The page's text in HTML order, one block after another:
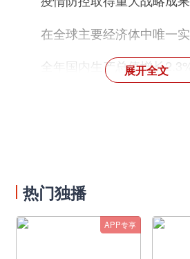
在全球主要经济体中唯一实
全年国内生产总值增长2.3%
个贫困县全部摘帽
国内疫情防控仍有薄弱环节
展开全文
热门独播
APP专享